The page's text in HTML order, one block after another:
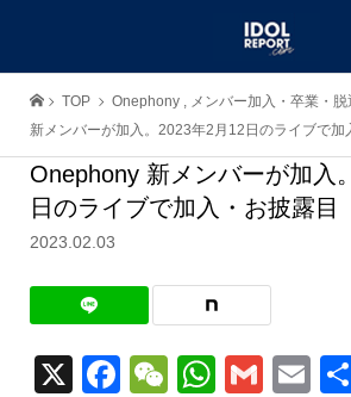
TOP Onephony , メンバー加入・卒業・脱
新メンバーが加入。2023年2月12日のライブで加
Onephony 新メンバーが加入
日のライブで加入・お披露目
2023.02.03
X Facebook
WeChatGmail